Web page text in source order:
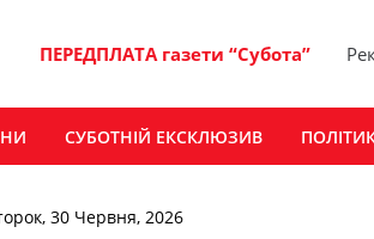
ПЕРЕДПЛАТА газети “Субота”
СУБОТНІЙ ЕКСКЛЮЗИВ
30 Червня, 2026